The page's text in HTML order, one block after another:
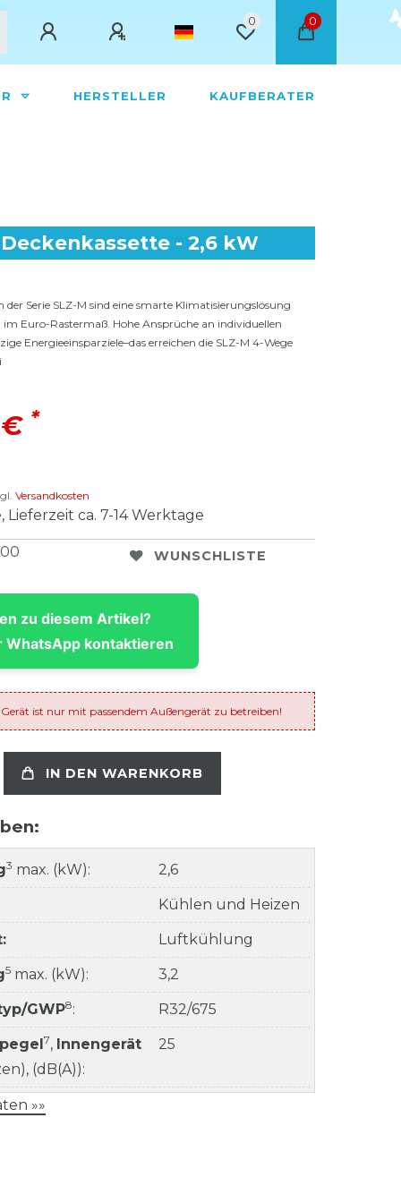
0 0
HERSTELLER KAUFBERATER
- 2,6 kW
der Serie SLZ-M sind eine smarte Klimatisierungslösung
Euro-Rastermaß. Hohe Ansprüche an individuellen
Energieeinsparziele–das erreichen die SLZ-M 4-Wege
*
Versandkosten
Lieferzeit ca. 7-14 Werktage
WUNSCHLISTE
zu diesem Artikel?
WhatsApp kontaktieren
ist nur mit passendem Außengerät zu betreiben!
IN DEN WARENKORB
3 max. (kW): 2,6
Kühlen und Heizen
Luftkühlung
5 max. (kW): 3,2
GWP8: R32/675
7, Innengerät
(dB(A)):
25
»»